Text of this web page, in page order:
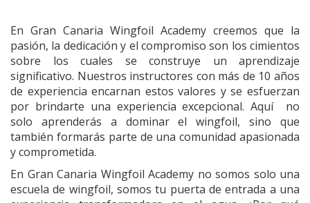
En Gran Canaria Wingfoil Academy creemos que la
pasión, la dedicación y el compromiso son los cimientos
sobre los cuales se construye un aprendizaje
significativo. Nuestros instructores con más de 10 años
de experiencia encarnan estos valores y se esfuerzan
por brindarte una experiencia excepcional. Aquí no
solo aprenderás a dominar el wingfoil, sino que
también formarás parte de una comunidad apasionada
y comprometida.
En Gran Canaria Wingfoil Academy no somos solo una
escuela de wingfoil, somos tu puerta de entrada a una